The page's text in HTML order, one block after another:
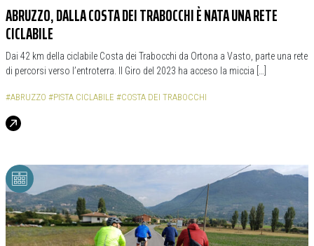
ABRUZZO, DALLA COSTA DEI TRABOCCHI È NATA UNA RETE
CICLABILE
Dai 42 km della ciclabile Costa dei Trabocchi da Ortona a Vasto, parte una rete
di percorsi verso l’entroterra. Il Giro del 2023 ha acceso la miccia […]
#ABRUZZO #PISTA CICLABILE #COSTA DEI TRABOCCHI